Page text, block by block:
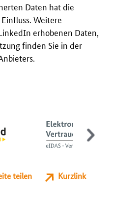
Daten hat die
Weitere
erhobenen Daten,
finden Sie in der
teilen Kurzlink